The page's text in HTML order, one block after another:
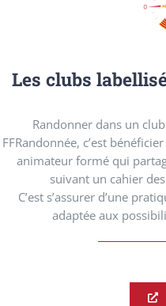
Les clubs
Randonner dans un
FFRandonnée, c’est
animateur formé qui
suivant un cahier
C’est s’assurer d’une
adaptée aux